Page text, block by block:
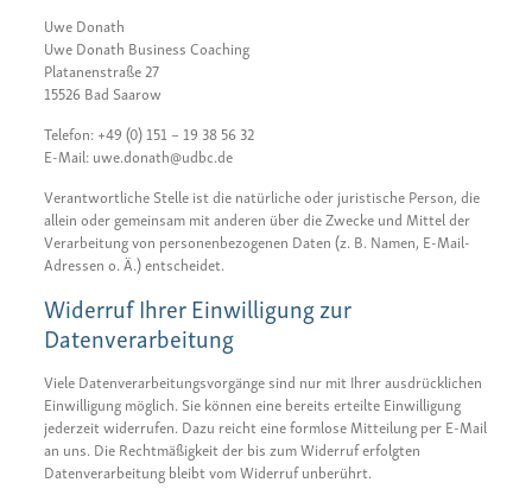
Uwe Donath
Uwe Donath Business Coaching
Platanenstraße 27
15526 Bad Saarow
Telefon: +49 (0) 151 – 19 38 56 32
E-Mail: uwe.donath@udbc.de
Verantwortliche Stelle ist die natürliche oder juristische Person, die
allein oder gemeinsam mit anderen über die Zwecke und Mittel der
Verarbeitung von personenbezogenen Daten (z. B. Namen, E-Mail-
Adressen o. Ä.) entscheidet.
Widerruf Ihrer Einwilligung zur
Datenverarbeitung
Viele Datenverarbeitungsvorgänge sind nur mit Ihrer ausdrücklichen
Einwilligung möglich. Sie können eine bereits erteilte Einwilligung
jederzeit widerrufen. Dazu reicht eine formlose Mitteilung per E-Mail
an uns. Die Rechtmäßigkeit der bis zum Widerruf erfolgten
Datenverarbeitung bleibt vom Widerruf unberührt.